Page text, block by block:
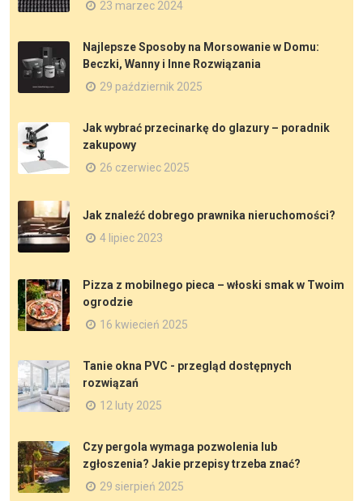
23 marzec 2024
Najlepsze Sposoby na Morsowanie w Domu:
Beczki, Wanny i Inne Rozwiązania
29 październik 2025
Jak wybrać przecinarkę do glazury – poradnik
zakupowy
26 czerwiec 2025
Jak znaleźć dobrego prawnika nieruchomości?
4 lipiec 2023
Pizza z mobilnego pieca – włoski smak w Twoim
ogrodzie
16 kwiecień 2025
Tanie okna PVC - przegląd dostępnych
rozwiązań
12 luty 2025
Czy pergola wymaga pozwolenia lub
zgłoszenia? Jakie przepisy trzeba znać?
29 sierpień 2025